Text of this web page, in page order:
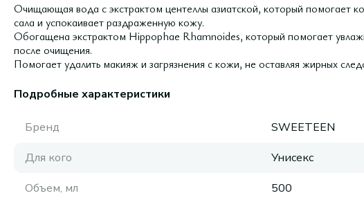
Очищающая вода с экстрактом центеллы азиатской, который помогает
сала и успокаивает раздраженную кожу.
Обогащена экстрактом Hippophae Rhamnoides, который помогает
после очищения.
Помогает удалить макияж и загрязнения с кожи, не оставляя жирных
Подробные характеристики
Бренд
SWEETEEN
Для кого
Унисекс
Объем, мл
500